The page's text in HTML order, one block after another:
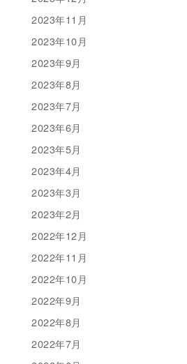
2023年11月
2023年10月
2023年9月
2023年8月
2023年7月
2023年6月
2023年5月
2023年4月
2023年3月
2023年2月
2022年12月
2022年11月
2022年10月
2022年9月
2022年8月
2022年7月